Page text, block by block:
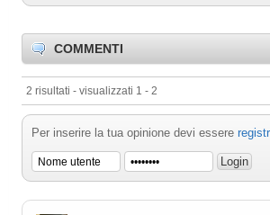
COMMENTI
2 risultati - visualizzati 1 - 2
Per inserire la tua opinione devi essere